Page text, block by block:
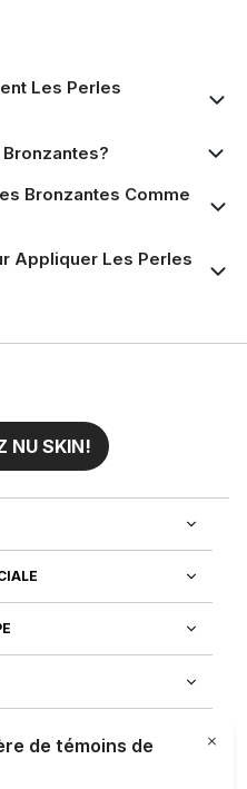
Les Perles
Bronzantes Comme
Appliquer Les Perles
NU SKIN!